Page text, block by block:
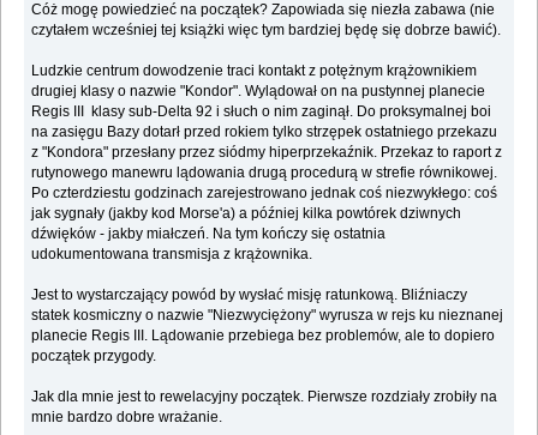
Cóż mogę powiedzieć na początek? Zapowiada się niezła zabawa (nie
czytałem wcześniej tej książki więc tym bardziej będę się dobrze bawić).
Ludzkie centrum dowodzenie traci kontakt z potężnym krążownikiem
drugiej klasy o nazwie "Kondor". Wylądował on na pustynnej planecie
Regis III klasy sub-Delta 92 i słuch o nim zaginął. Do proksymalnej boi
na zasięgu Bazy dotarł przed rokiem tylko strzępek ostatniego przekazu
z "Kondora" przesłany przez siódmy hiperprzekaźnik. Przekaz to raport z
rutynowego manewru lądowania drugą procedurą w strefie równikowej.
Po czterdziestu godzinach zarejestrowano jednak coś niezwykłego: coś
jak sygnały (jakby kod Morse'a) a później kilka powtórek dziwnych
dźwięków - jakby miałczeń. Na tym kończy się ostatnia
udokumentowana transmisja z krążownika.
Jest to wystarczający powód by wysłać misję ratunkową. Bliźniaczy
statek kosmiczny o nazwie "Niezwyciężony" wyrusza w rejs ku nieznanej
planecie Regis III. Lądowanie przebiega bez problemów, ale to dopiero
początek przygody.
Jak dla mnie jest to rewelacyjny początek. Pierwsze rozdziały zrobiły na
mnie bardzo dobre wrażanie.